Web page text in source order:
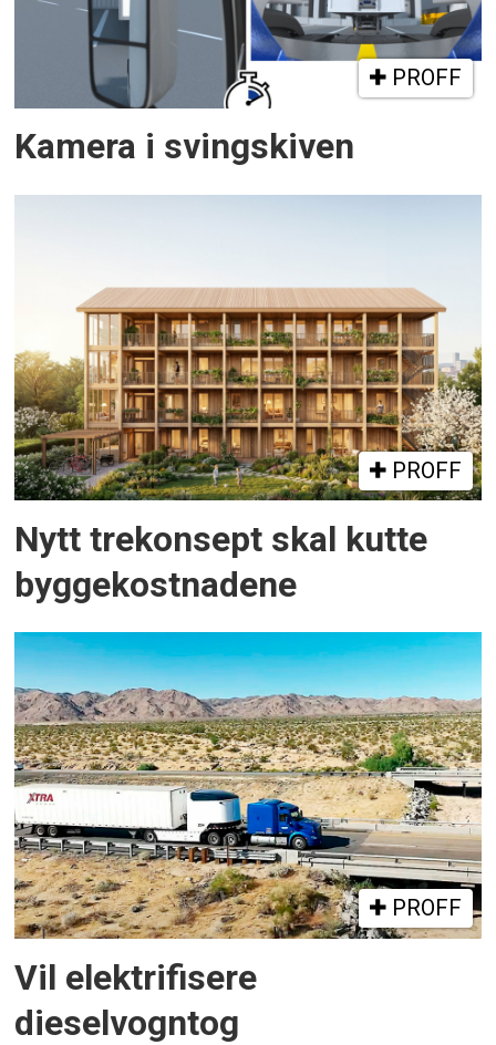
PROFF
Kamera i svingskiven
PROFF
Nytt trekonsept skal kutte
byggekostnadene
PROFF
Vil elektrifisere
dieselvogntog